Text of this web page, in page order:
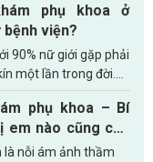
phụ khoa ở
viện?
90% nữ giới gặp phải
một lần trong đời.
chỉ khiến chị em
nguy cơ vô sinh –
phụ khoa – Bí
em nào cũng cần
là nỗi ám ảnh thầm